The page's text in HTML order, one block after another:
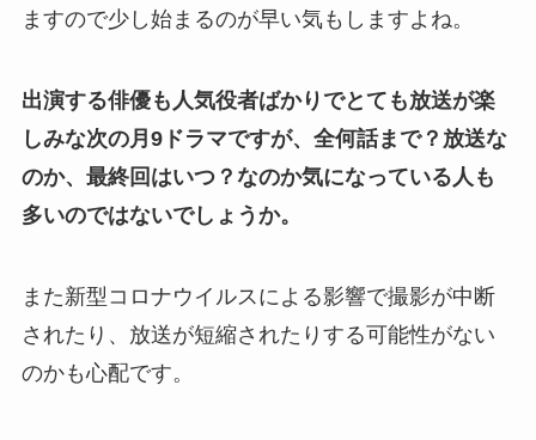
ますので少し始まるのが早い気もしますよね。
出演する俳優も人気役者ばかりでとても放送が楽
しみな次の月9ドラマですが、全何話まで？放送な
のか、最終回はいつ？なのか気になっている人も
多いのではないでしょうか。
また新型コロナウイルスによる影響で撮影が中断
されたり、放送が短縮されたりする可能性がない
のかも心配です。